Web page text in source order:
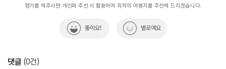
평가를 해주시면 개인화 추천 시 활용하여 최적의 여행지를 추천해 드리겠습니다.
좋아요! 별로예요
댓글 (0건)